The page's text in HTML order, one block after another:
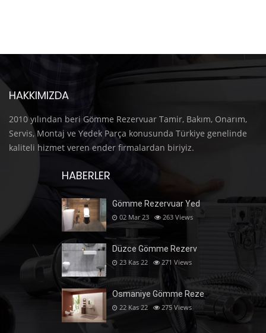
HAKKIMIZDA
2010 yılından beri Gömme Rezervuar Tamir, Bakım, Onarım,
Servis, Montaj ve Yedek Parça konusunda Türkiye genelinde
kaliteli hizmet veren ender firmalardan biriyiz.
HABERLER
Gömme Rezervuar Yed
02 Mar 23 263 Views
Düzce Gömme Rezerv
23 Kas 22 271 Views
Osmaniye Gömme Reze
22 Kas 22 275 Views